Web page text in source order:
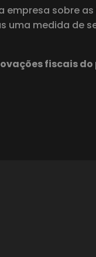
sobre
uma medida de
fiscais do